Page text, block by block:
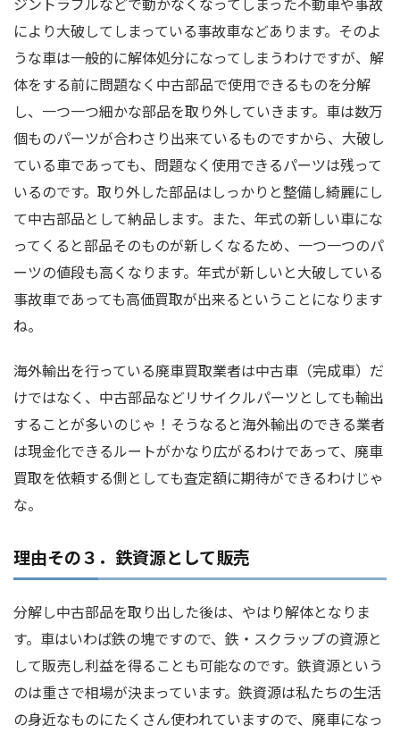
により大破してしまっている事故車などあります。そのよ
うな車は一般的に解体処分になってしまうわけですが、解
体をする前に問題なく中古部品で使用できるものを分解
し、一つ一つ細かな部品を取り外していきます。車は数万
個ものパーツが合わさり出来ているものですから、大破し
ている車であっても、問題なく使用できるパーツは残って
いるのです。取り外した部品はしっかりと整備し綺麗にし
て中古部品として納品します。また、年式の新しい車にな
ってくると部品そのものが新しくなるため、一つ一つのパ
ーツの値段も高くなります。年式が新しいと大破している
事故車であっても高価買取が出来るということになります
ね。
海外輸出を行っている廃車買取業者は中古車（完成車）だ
けではなく、中古部品などリサイクルパーツとしても輸出
することが多いのじゃ！そうなると海外輸出のできる業者
は現金化できるルートがかなり広がるわけであって、廃車
買取を依頼する側としても査定額に期待ができるわけじゃ
な。
理由その３．鉄資源として販売
分解し中古部品を取り出した後は、やはり解体となりま
す。車はいわば鉄の塊ですので、鉄・スクラップの資源と
して販売し利益を得ることも可能なのです。鉄資源という
のは重さで相場が決まっています。鉄資源は私たちの生活
の身近なものにたくさん使われていますので、廃車になっ